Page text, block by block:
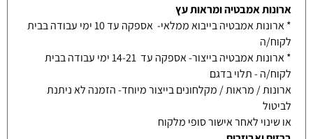
ארונות אמבטיה ומראות עץ
* ארונות אמבטיה בייבוא ממלאי- אספקה עד 10 ימי עבודה בבית
לקוח/ה
* ארונות אמבטיה בייצור- אספקה עד 14-21 ימי עבודה בבית
לקוח/ה - תלוי בדגם
ארונות / מראות / מקלחונים בייצור מיוחד- הזמנה לא ניתנת
לביטול
או שינוי לאחר אישור סופי מלקוח